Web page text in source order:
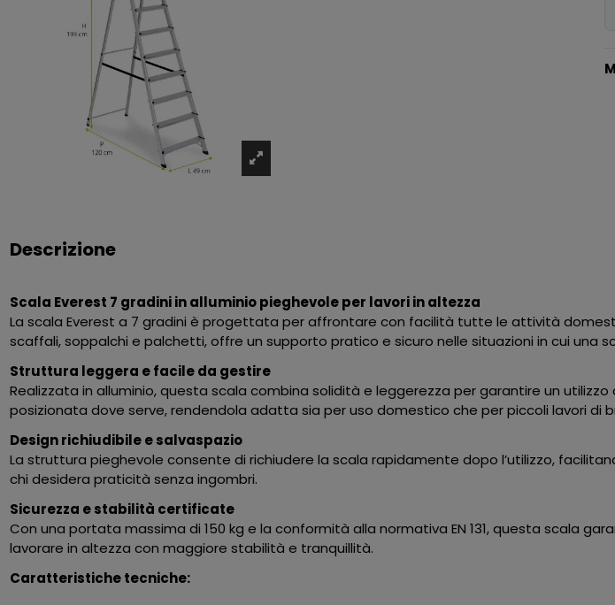
Descrizione
Scala Everest 7 gradini in alluminio pieghevole per lavori in altezza
La scala Everest a 7 gradini è progettata per affrontare con facilità tutte le attività
scaffali, soppalchi e palchetti, offre un supporto pratico e sicuro nelle situazioni in cui una
Struttura leggera e facile da gestire
Realizzata in alluminio, questa scala combina solidità e leggerezza per garantire un
posizionata dove serve, rendendola adatta sia per uso domestico che per piccoli lavori di
Design richiudibile e salvaspazio
La struttura pieghevole consente di richiudere la scala rapidamente dopo l’utilizzo,
chi desidera praticità senza ingombri.
Sicurezza e stabilità certificate
Con una portata massima di 150 kg e la conformità alla normativa EN 131, questa scala
lavorare in altezza con maggiore stabilità e tranquillità.
Caratteristiche tecniche: